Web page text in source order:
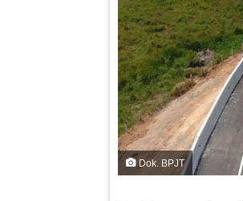
Dok. BPJT